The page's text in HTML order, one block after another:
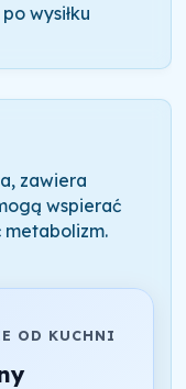
wysiłku
zawiera
wspierać
OD KUCHNI